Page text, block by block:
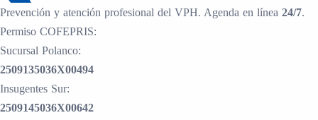
Prevención y atención profesional del VPH. Agenda en línea 24/7.
Permiso COFEPRIS:
Sucursal Polanco:
2509135036X00494
Insugentes Sur:
2509145036X00642